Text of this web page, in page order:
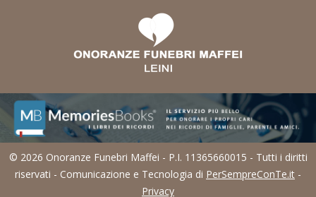
© 2026 Onoranze Funebri Maffei - P.I. 11365660015 - Tutti i diritti
riservati - Comunicazione e Tecnologia di PerSempreConTe.it -
Privacy